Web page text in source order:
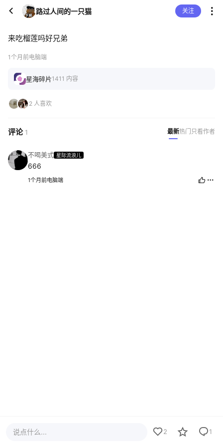
路过人间的一只猫 关注
来吃榴莲吗好兄弟
1个月前电脑端
星海碎片1411 内容
2 人喜欢
评论 1 最新热门 只看作者
不喝美式 星际流浪儿
666
1个月前电脑端
说点什么... 2 1